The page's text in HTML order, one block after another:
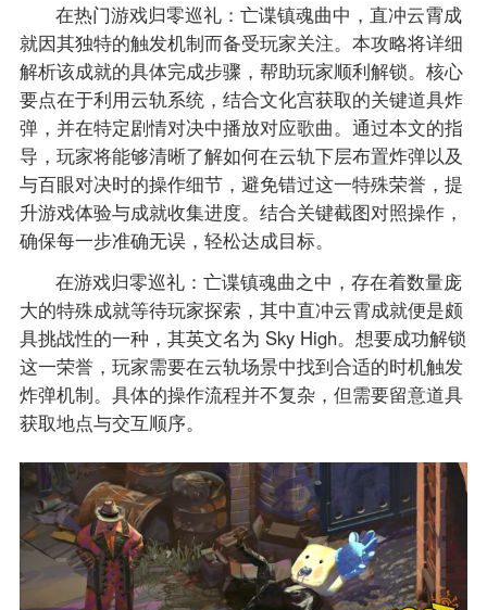
在热门游戏归零巡礼：亡谍镇魂曲中，直冲云霄成
就因其独特的触发机制而备受玩家关注。本攻略将详细
解析该成就的具体完成步骤，帮助玩家顺利解锁。核心
要点在于利用云轨系统，结合文化宫获取的关键道具炸
弹，并在特定剧情对决中播放对应歌曲。通过本文的指
导，玩家将能够清晰了解如何在云轨下层布置炸弹以及
与百眼对决时的操作细节，避免错过这一特殊荣誉，提
升游戏体验与成就收集进度。结合关键截图对照操作，
确保每一步准确无误，轻松达成目标。
在游戏归零巡礼：亡谍镇魂曲之中，存在着数量庞
大的特殊成就等待玩家探索，其中直冲云霄成就便是颇
具挑战性的一种，其英文名为 Sky High。想要成功解锁
这一荣誉，玩家需要在云轨场景中找到合适的时机触发
炸弹机制。具体的操作流程并不复杂，但需要留意道具
获取地点与交互顺序。